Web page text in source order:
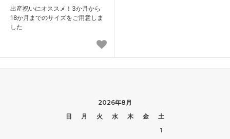
出産祝いにオススメ！3か月から
18か月までのサイズをご用意しま
した
2026年8月
日
月 火 水 木 金
土
1